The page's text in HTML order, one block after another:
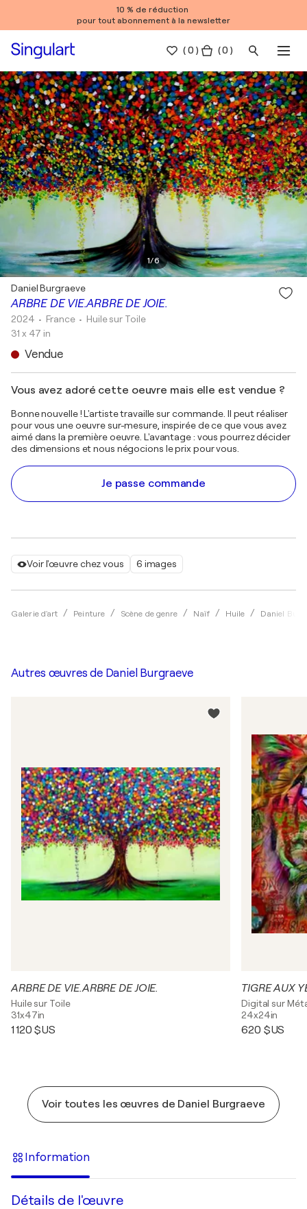
10 % de réduction
pour tout abonnement à la newsletter
(0 ) ( 0 )
1/6
Voir l'œuvre chez vous 6 images
Galerie d'art Peinture Scène de genre Naïf Huile Daniel
ARBRE DE VIE.ARBRE DE JOIE.
Daniel Burgraeve
2024 • France • Huile sur Toile
31 x 47 in
Vendue
Vous avez adoré cette oeuvre mais elle est vendue ?
Bonne nouvelle ! L'artiste travaille sur commande. Il peut réaliser
pour vous une oeuvre sur-mesure, inspirée de ce que vous avez
aimé dans la première oeuvre. L'avantage : vous pourrez décider
des dimensions et nous négocions le prix pour vous.
Je passe commande
Autres œuvres de Daniel Burgraeve
ARBRE DE VIE.ARBRE DE JOIE.
Huile sur Toile
31x47in
1 120 $US
TIGRE AUX
Digital sur
24x24in
620 $US
Voir toutes les œuvres de Daniel Burgraeve
Information
Détails de l'œuvre